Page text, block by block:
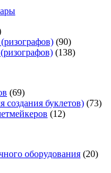
(90)
(138)
(69)
создания буклетов) (73)
(12)
оборудования (20)